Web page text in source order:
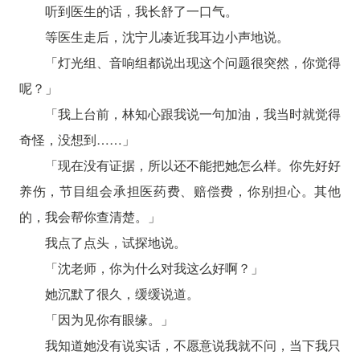
听到医生的话，我长舒了一口气。
等医生走后，沈宁儿凑近我耳边小声地说。
「灯光组、音响组都说出现这个问题很突然，你觉得
呢？」
「我上台前，林知心跟我说一句加油，我当时就觉得
奇怪，没想到……」
「现在没有证据，所以还不能把她怎么样。你先好好
养伤，节目组会承担医药费、赔偿费，你别担心。其他
的，我会帮你查清楚。」
我点了点头，试探地说。
「沈老师，你为什么对我这么好啊？」
她沉默了很久，缓缓说道。
「因为见你有眼缘。」
我知道她没有说实话，不愿意说我就不问，当下我只